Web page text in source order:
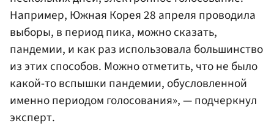
Например, Южная Корея 28 апреля проводила
выборы, в период пика, можно сказать,
пандемии, и как раз использовала большинство
из этих способов. Можно отметить, что не было
какой-то вспышки пандемии, обусловленной
именно периодом голосования», — подчеркнул
эксперт.